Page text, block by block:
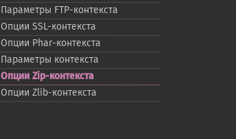
Параметры FTP-​контекста
Опции SSL-​контекста
Опции Phar-​контекста
Параметры контекста
Опции Zip-​контекста
Опции Zlib-​контекста